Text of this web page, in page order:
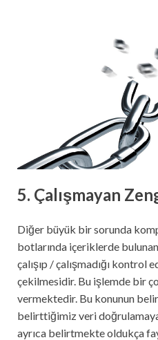
5. Çalışmayan
Diğer büyük bir sorunda
botlarında içeriklerde
çalışıp / çalışmadığı
çekilmesidir. Bu işlemde bir
vermektedir. Bu konunun
belirttiğimiz veri
ayrıca belirtmekte oldukça